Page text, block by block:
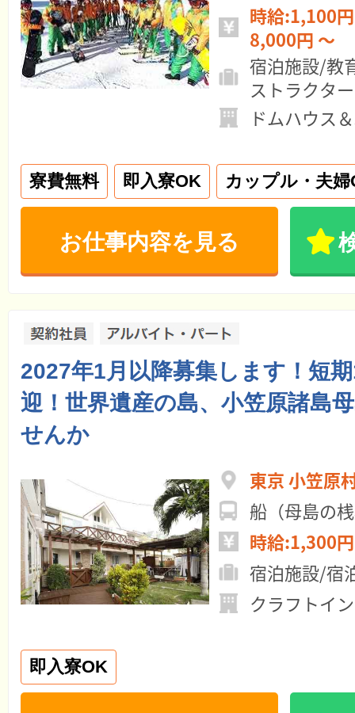
時給:1,100
8,000円 ～
宿泊施設/教
ストラクター
ドムハウス
寮費無料 即入寮OK カップル・夫婦
お仕事内容を見る
2027年1月以降募集します！短
迎！世界遺産の島、小笠原諸島
せんか
東京 小笠原
船（母島の
時給:1,300
宿泊施設/宿
クラフトイ
即入寮OK